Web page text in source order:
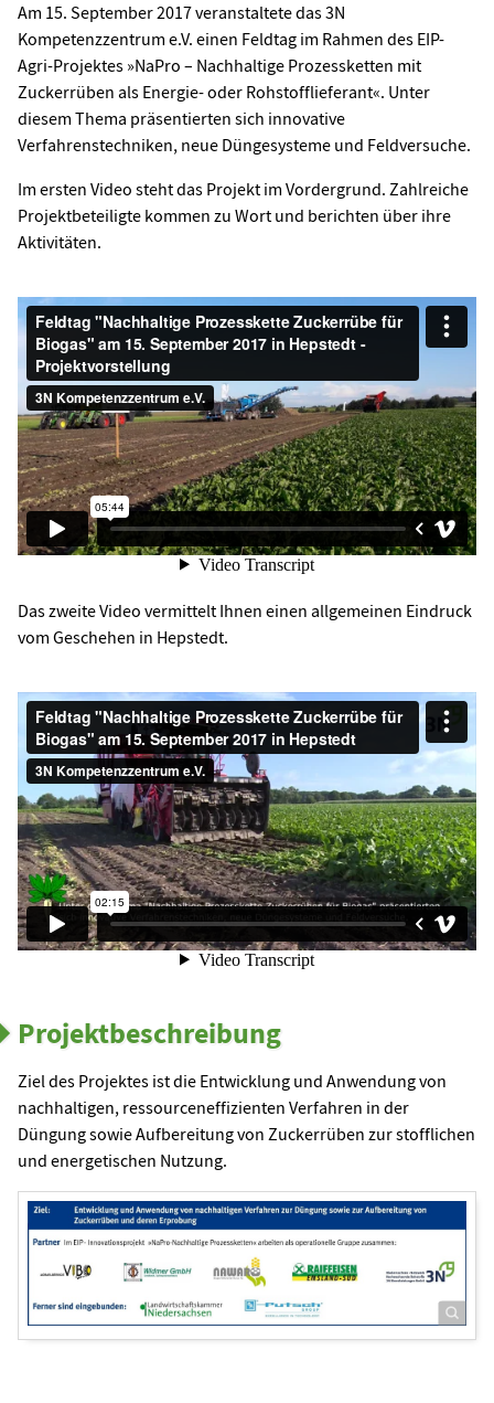
Am 15. September 2017 veranstaltete das 3N
Kompetenzzentrum e.V. einen Feldtag im Rahmen des EIP-
Agri-Projektes »NaPro – Nachhaltige Prozessketten mit
Zuckerrüben als Energie- oder Rohstofflieferant«. Unter
diesem Thema präsentierten sich innovative
Verfahrenstechniken, neue Düngesysteme und Feldversuche.
Im ersten Video steht das Projekt im Vordergrund. Zahlreiche
Projektbeteiligte kommen zu Wort und berichten über ihre
Aktivitäten.
Das zweite Video vermittelt Ihnen einen allgemeinen Eindruck
vom Geschehen in Hepstedt.
Projektbeschreibung
Ziel des Projektes ist die Entwicklung und Anwendung von
nachhaltigen, ressourceneffizienten Verfahren in der
Düngung sowie Aufbereitung von Zuckerrüben zur stofflichen
und energetischen Nutzung.